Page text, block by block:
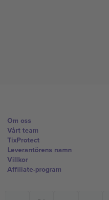
Om oss
Vårt team
TixProtect
Leverantörens namn
Villkor
Affiliate-program